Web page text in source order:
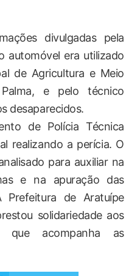
divulgadas pela
automóvel era utilizado
de Agricultura e Meio
e pelo técnico
desaparecidos.
de Polícia Técnica
realizando a perícia. O
para auxiliar na
e na apuração das
Prefeitura de Aratuípe
solidariedade aos
que acompanha as